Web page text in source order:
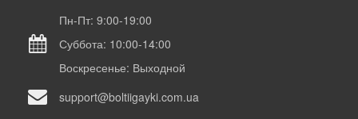
Пн-Пт: 9:00-19:00
Суббота: 10:00-14:00
Воскресенье: Выходной
support@boltiigayki.com.ua